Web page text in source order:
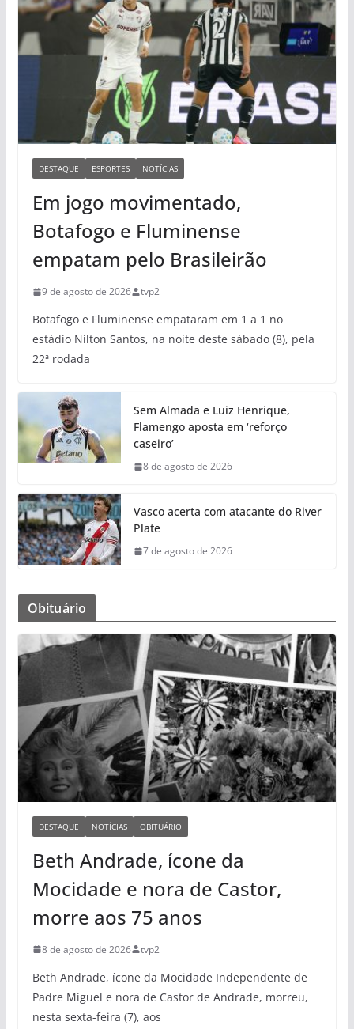
DESTAQUE ESPORTES NOTÍCIAS
Em jogo movimentado,
Botafogo e Fluminense
empatam pelo Brasileirão
9 de agosto de 2026 tvp2
Botafogo e Fluminense empataram em 1 a 1 no
estádio Nilton Santos, na noite deste sábado (8), pela
22ª rodada
Sem Almada e Luiz Henrique,
Flamengo aposta em ‘reforço
caseiro’
8 de agosto de 2026
Vasco acerta com atacante do River
Plate
7 de agosto de 2026
Obituário
DESTAQUE NOTÍCIAS OBITUÁRIO
Beth Andrade, ícone da
Mocidade e nora de Castor,
morre aos 75 anos
8 de agosto de 2026 tvp2
Beth Andrade, ícone da Mocidade Independente de
Padre Miguel e nora de Castor de Andrade, morreu,
nesta sexta-feira (7), aos